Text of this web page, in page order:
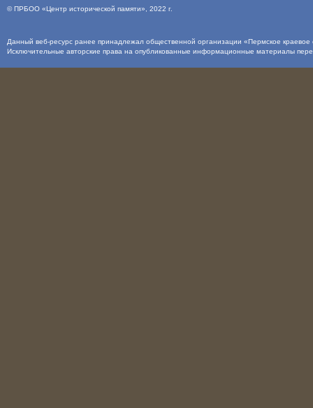
©ПРБОО «Центр исторической памяти» , 2022 г.
Данный веб-ресурс ранее принадлежал общественной организации «Пермское
Исключительные авторские права на опубликованные информационные материалы